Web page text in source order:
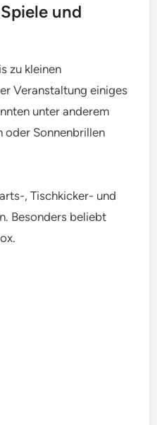
und
zu kleinen
Veranstaltung einiges
unter anderem
oder Sonnenbrillen
, Tischkicker- und
Besonders beliebt